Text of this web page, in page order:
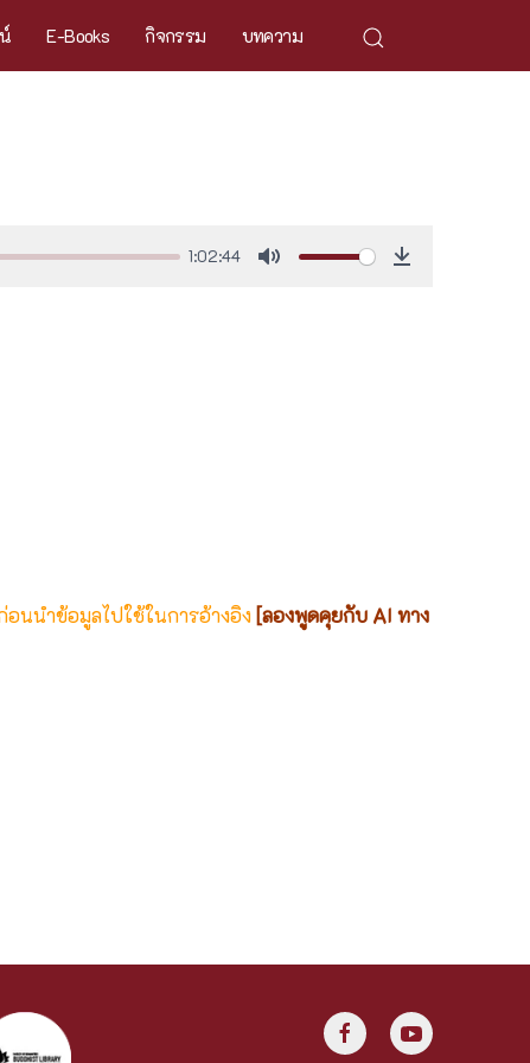
E-Books กิจกรรม บทความ
1:02:44
นนำข้อมูลไปใช้ในการอ้างอิง [ลองพูดคุยกับ AI ทาง